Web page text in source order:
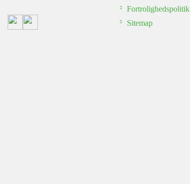
Fortrolighedspolitik
Sitemap